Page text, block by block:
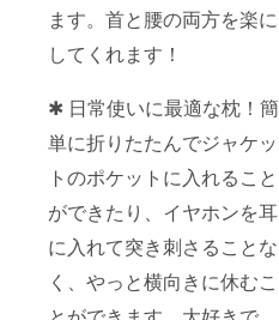
ます。首と腰の両方を楽に
してくれます！
✱ 日常使いに最適な枕！簡
単に折りたたんでジャケッ
トのポケットに入れること
ができたり、イヤホンを耳
に入れて突き刺さることな
く、やっと横向きに休むこ